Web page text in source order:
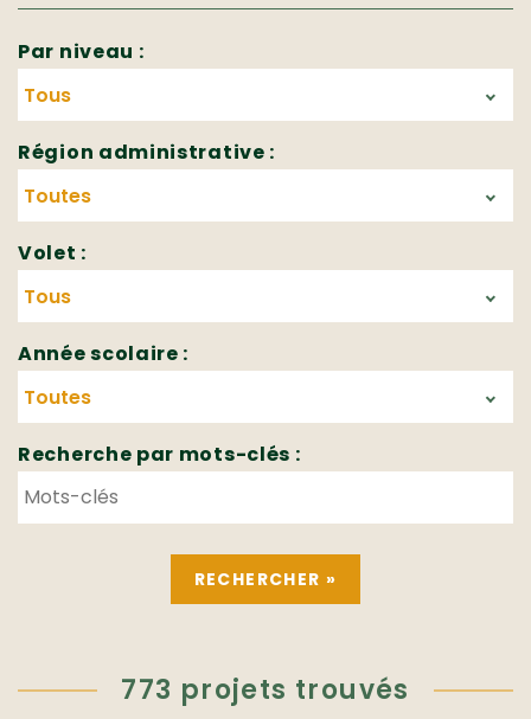
Par niveau :
Région administrative :
Volet :
Année scolaire :
Recherche par mots-clés :
773 projets trouvés